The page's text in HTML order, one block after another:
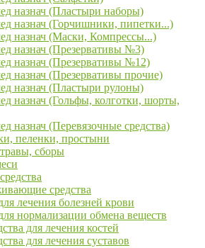
назнач (Пластыри наборы)
назнач (Горчишники, пипетки...)
назнач (Маски, Компрессы...)
назнач (Презервативы №3)
назнач (Презервативы №12)
назнач (Презервативы прочие)
назнач (Пластыри рулоны)
назнач (Гольфы, колготки, шорты,
назнач (Перевязочные средства)
пеленки, простыни
сборы
средства
лечения болезней крови
нормализации обмена веществ
для лечения костей
для лечения суставов